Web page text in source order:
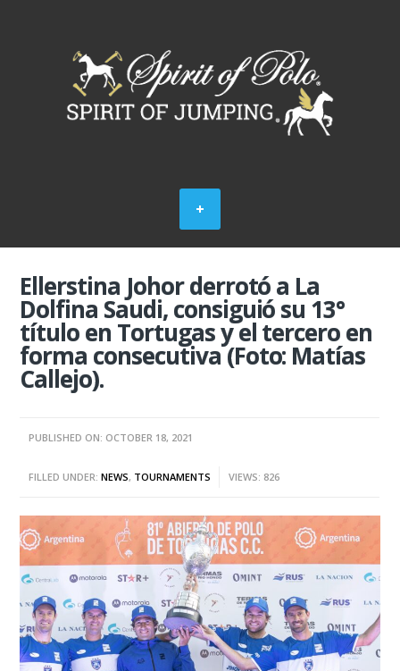
Ellerstina Johor derrotó a La
Dolfina Saudi, consiguió su 13°
título en Tortugas y el tercero en
forma consecutiva (Foto: Matías
Callejo).
PUBLISHED ON: OCTOBER 18, 2021
FILLED UNDER:NEWS, TOURNAMENTS VIEWS: 826